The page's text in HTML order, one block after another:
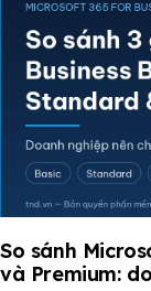
So sánh
và Premium: